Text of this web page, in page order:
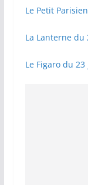
Le Petit
La Lanterne du
Le Figaro du